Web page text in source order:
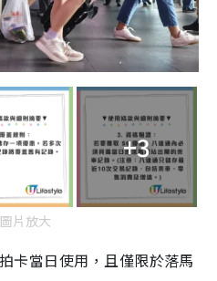
+3
片放大
卡當日使用，且僅限於落馬